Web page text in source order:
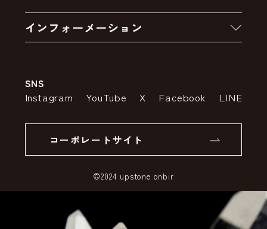
卸販売・大量注文
アウトレットセール
お支払いについて
ポイントについて
インフォーメーション
特定商取引法の表示
SSLサーバー証明書とは
SNS
Instagram YouTube X Facebook LINE
コーポレートサイト
©2024 upstone onbir